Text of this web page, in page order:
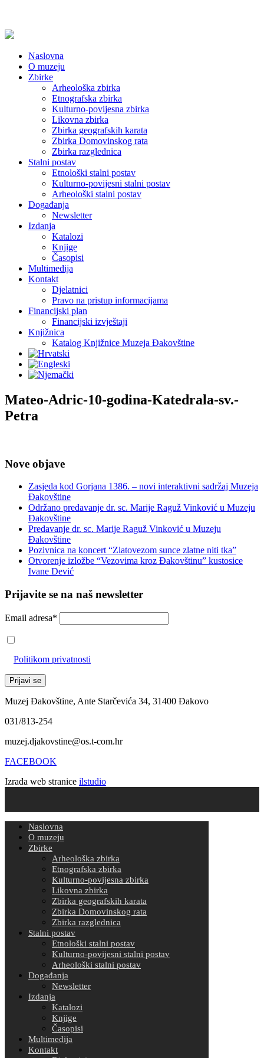
Naslovna
O muzeju
Zbirke
Arheološka zbirka
Etnografska zbirka
Kulturno-povijesna zbirka
Likovna zbirka
Zbirka geografskih karata
Zbirka Domovinskog rata
Zbirka razglednica
Stalni postav
Etnološki stalni postav
Kulturno-povijesni stalni postav
Arheološki stalni postav
Događanja
Newsletter
Izdanja
Katalozi
Knjige
Časopisi
Multimedija
Kontakt
Djelatnici
Pravo na pristup informacijama
Financijski plan
Financijski izvještaji
Knjižnica
Katalog Knjižnice Muzeja Đakovštine
Mateo-Adric-10-godina-Katedrala-sv.-
Petra
Nove objave
Zasjeda kod Gorjana 1386. – novi interaktivni sadržaj Muzeja
Đakovštine
Održano predavanje dr. sc. Marije Raguž Vinković u Muzeju
Đakovštine
Predavanje dr. sc. Marije Raguž Vinković u Muzeju
Đakovštine
Pozivnica na koncert “Zlatovezom sunce zlatne niti tka”
Otvorenje izložbe “Vezovima kroz Đakovštinu” kustosice
Ivane Dević
Prijavite se na naš newsletter
Email adresa*
Politikom privatnosti
Muzej Đakovštine, Ante Starčevića 34, 31400 Đakovo
031/813-254
muzej.djakovstine@os.t-com.hr
FACEBOOK
Izrada web stranice ilstudio
Naslovna
O muzeju
Zbirke
Arheološka zbirka
Etnografska zbirka
Kulturno-povijesna zbirka
Likovna zbirka
Zbirka geografskih karata
Zbirka Domovinskog rata
Zbirka razglednica
Stalni postav
Etnološki stalni postav
Kulturno-povijesni stalni postav
Arheološki stalni postav
Događanja
Newsletter
Izdanja
Katalozi
Knjige
Časopisi
Multimedija
Kontakt